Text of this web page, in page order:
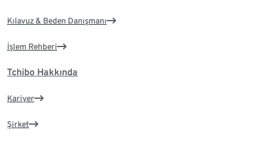
Kılavuz & Beden Danışmanı
İşlem Rehberi
Tchibo Hakkında
Kariyer
Şirket